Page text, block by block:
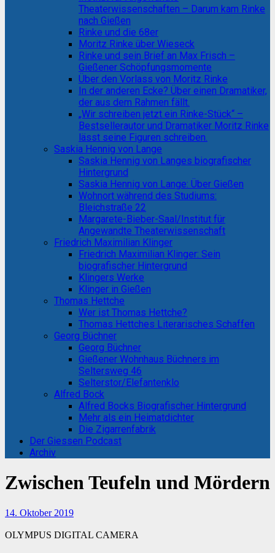
Theaterwissenschaften – Darum kam Rinke
nach Gießen
Rinke und die 68er
Moritz Rinke über Wieseck
Rinke und sein Brief an Max Frisch –
Gießener Schöpfungsmomente
Über den Vorlass von Moritz Rinke
In der anderen Ecke? Über einen Dramatiker,
der aus dem Rahmen fällt.
„Wir schreiben jetzt ein Rinke-Stück“ –
Bestsellerautor und Dramatiker Moritz Rinke
lässt seine Figuren schreiben.
Saskia Hennig von Lange
Saskia Hennig von Langes biografischer
Hintergrund
Saskia Hennig von Lange: Über Gießen
Wohnort während des Studiums:
Bleichstraße 22
Margarete-Bieber-Saal/Institut für
Angewandte Theaterwissenschaft
Friedrich Maximilian Klinger
Friedrich Maximilian Klinger: Sein
biografischer Hintergrund
Klingers Werke
Klinger in Gießen
Thomas Hettche
Wer ist Thomas Hettche?
Thomas Hettches Literarisches Schaffen
Georg Büchner
Georg Büchner
Gießener Wohnhaus Büchners im
Seltersweg 46
Selterstor/Elefantenklo
Alfred Bock
Alfred Bocks Biografischer Hintergrund
Mehr als ein Heimatdichter
Die Zigarrenfabrik
Der Giessen Podcast
Archiv
Zwischen Teufeln und Mördern
14. Oktober 2019
OLYMPUS DIGITAL CAMERA